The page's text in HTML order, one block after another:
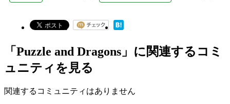
「Puzzle and Dragons」に関連するコミ
ュニティを見る
関連するコミュニティはありません